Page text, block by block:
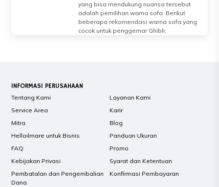
yang bisa mendukung nuansa tersebut
adalah pemilihan warna sofa. Berikut
beberapa rekomendasi warna sofa yang
cocok untuk penggemar Ghibli:
INFORMASI PERUSAHAAN
Tentang Kami
Layanan Kami
Service Area
Karir
Mitra
Blog
Helloilmare untuk Bisnis
Panduan Ukuran
FAQ
Promo
Kebijakan Privasi
Syarat dan Ketentuan
Pembatalan dan Pengembalian
Dana
Konfirmasi Pembayaran